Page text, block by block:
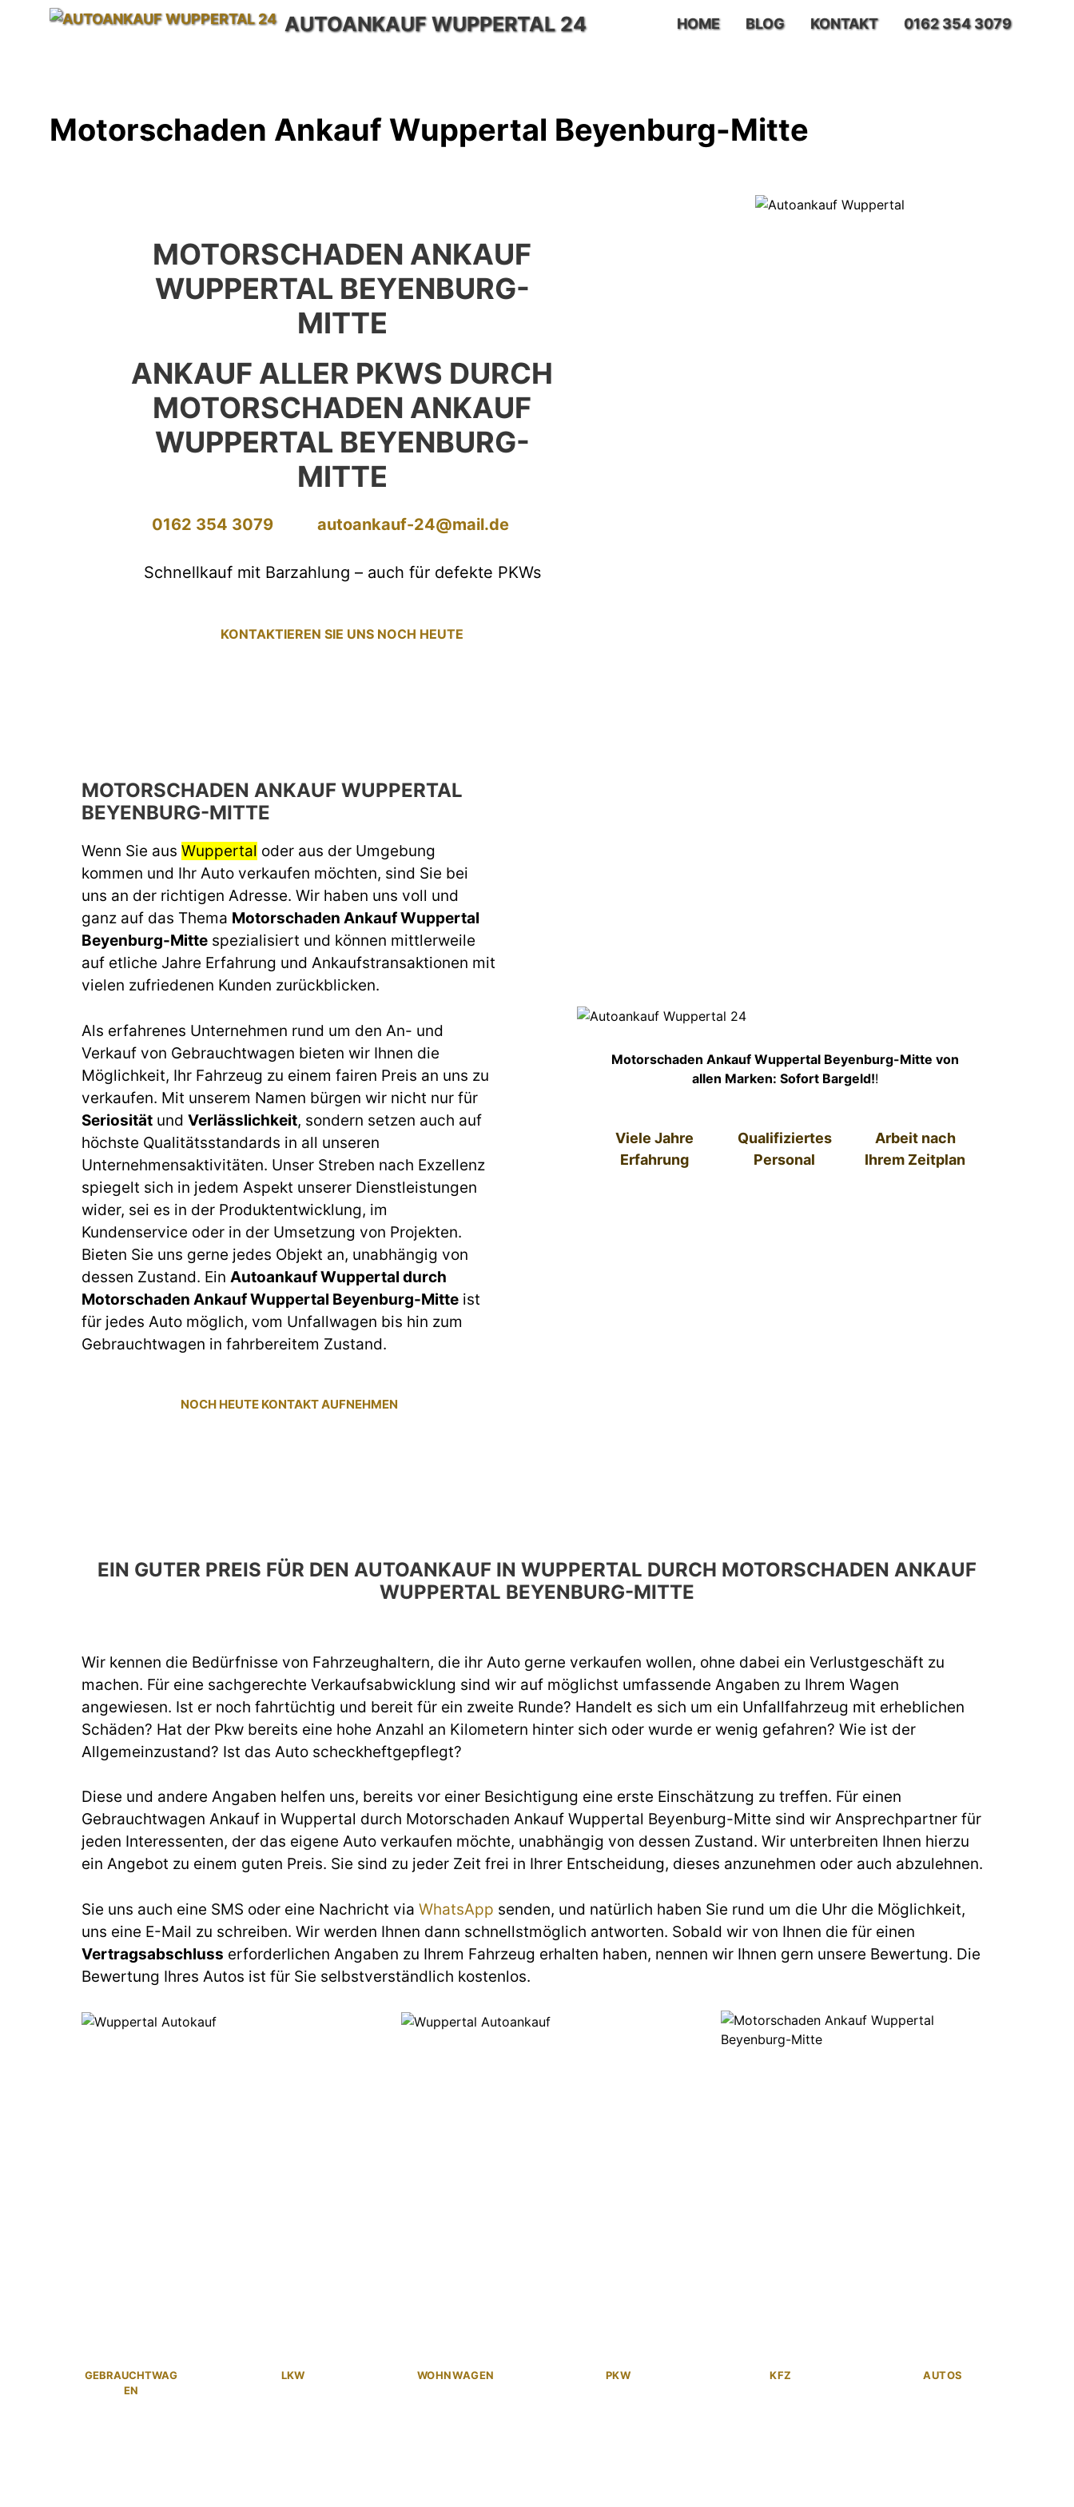
AUTOANKAUF WUPPERTAL 24 HOME BLOG KONTAKT 0162 354 3079
Motorschaden Ankauf Wuppertal Beyenburg-Mitte
MOTORSCHADEN ANKAUF
WUPPERTAL BEYENBURG-
MITTE
ANKAUF ALLER PKWS DURCH
MOTORSCHADEN ANKAUF
WUPPERTAL BEYENBURG-
MITTE
0162 354 3079 autoankauf-24@mail.de
Schnellkauf mit Barzahlung – auch für defekte PKWs
KONTAKTIEREN SIE UNS NOCH HEUTE
MOTORSCHADEN ANKAUF WUPPERTAL
BEYENBURG-MITTE
Wenn Sie aus Wuppertal oder aus der Umgebung
kommen und Ihr Auto verkaufen möchten, sind Sie bei
uns an der richtigen Adresse. Wir haben uns voll und
ganz auf das Thema Motorschaden Ankauf Wuppertal
Beyenburg-Mitte spezialisiert und können mittlerweile
auf etliche Jahre Erfahrung und Ankaufstransaktionen mit
vielen zufriedenen Kunden zurückblicken.
Als erfahrenes Unternehmen rund um den An- und
Verkauf von Gebrauchtwagen bieten wir Ihnen die
Möglichkeit, Ihr Fahrzeug zu einem fairen Preis an uns zu
verkaufen. Mit unserem Namen bürgen wir nicht nur für
Seriosität und Verlässlichkeit, sondern setzen auch auf
höchste Qualitätsstandards in all unseren
Unternehmensaktivitäten. Unser Streben nach Exzellenz
spiegelt sich in jedem Aspekt unserer Dienstleistungen
wider, sei es in der Produktentwicklung, im
Kundenservice oder in der Umsetzung von Projekten.
Bieten Sie uns gerne jedes Objekt an, unabhängig von
dessen Zustand. Ein Autoankauf Wuppertal durch
Motorschaden Ankauf Wuppertal Beyenburg-Mitte ist
für jedes Auto möglich, vom Unfallwagen bis hin zum
Gebrauchtwagen in fahrbereitem Zustand.
NOCH HEUTE KONTAKT AUFNEHMEN
Motorschaden Ankauf Wuppertal Beyenburg-Mitte von
allen Marken: Sofort Bargeld!!
Viele Jahre
Erfahrung
Qualifiziertes
Personal
Arbeit nach
Ihrem Zeitplan
EIN GUTER PREIS FÜR DEN AUTOANKAUF IN WUPPERTAL DURCH MOTORSCHADEN ANKAUF
WUPPERTAL BEYENBURG-MITTE
Wir kennen die Bedürfnisse von Fahrzeughaltern, die ihr Auto gerne verkaufen wollen, ohne dabei ein Verlustgeschäft zu
machen. Für eine sachgerechte Verkaufsabwicklung sind wir auf möglichst umfassende Angaben zu Ihrem Wagen
angewiesen. Ist er noch fahrtüchtig und bereit für ein zweite Runde? Handelt es sich um ein Unfallfahrzeug mit erheblichen
Schäden? Hat der Pkw bereits eine hohe Anzahl an Kilometern hinter sich oder wurde er wenig gefahren? Wie ist der
Allgemeinzustand? Ist das Auto scheckheftgepflegt?
Diese und andere Angaben helfen uns, bereits vor einer Besichtigung eine erste Einschätzung zu treffen. Für einen
Gebrauchtwagen Ankauf in Wuppertal durch Motorschaden Ankauf Wuppertal Beyenburg-Mitte sind wir Ansprechpartner für
jeden Interessenten, der das eigene Auto verkaufen möchte, unabhängig von dessen Zustand. Wir unterbreiten Ihnen hierzu
ein Angebot zu einem guten Preis. Sie sind zu jeder Zeit frei in Ihrer Entscheidung, dieses anzunehmen oder auch abzulehnen.
Sie uns auch eine SMS oder eine Nachricht via WhatsApp senden, und natürlich haben Sie rund um die Uhr die Möglichkeit,
uns eine E-Mail zu schreiben. Wir werden Ihnen dann schnellstmöglich antworten. Sobald wir von Ihnen die für einen
Vertragsabschluss erforderlichen Angaben zu Ihrem Fahrzeug erhalten haben, nennen wir Ihnen gern unsere Bewertung. Die
Bewertung Ihres Autos ist für Sie selbstverständlich kostenlos.
GEBRAUCHTWAG
EN
LKW WOHNWAGEN PKW KFZ AUTOS